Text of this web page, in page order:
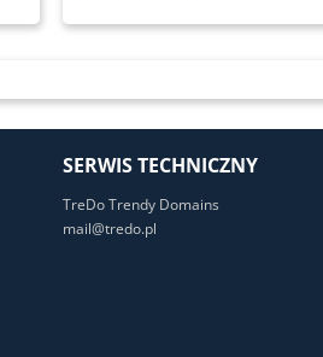
SERWIS TECHNICZNY
TreDo Trendy Domains
mail@tredo.pl